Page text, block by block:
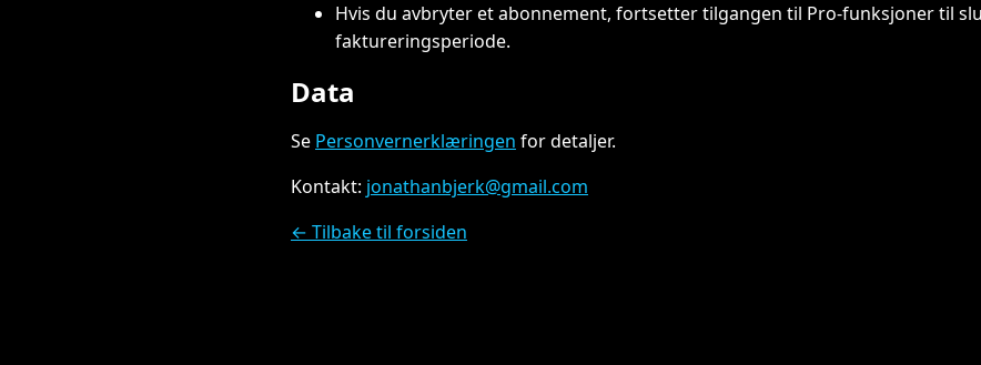
Hvis du avbryter et abonnement, fortsetter tilgangen til Pro-funksjoner til
faktureringsperiode.
Data
Se Personvernerklæringen for detaljer.
Kontakt: jonathanbjerk@gmail.com
← Tilbake til forsiden